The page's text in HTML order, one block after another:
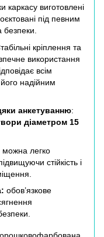
каркасу виготовлені
під певним
безпеки.
кріплення та
використання
всім
надійним
анкетуванню:
діаметром 15
можна легко
стійкість і
обов’язкове